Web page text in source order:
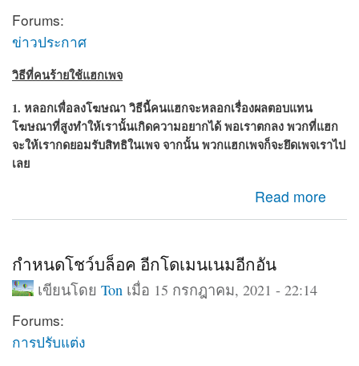
Forums:
ข่าวประกาศ
วิธีที่คนร้ายใช้แฮกเพจ
1. หลอกเพื่อลงโฆษณา วิธีนี้คนแฮกจะหลอกเรื่องผลตอบแทน
โฆษณาที่สูงทำให้เรานั้นเกิดความอยากได้ พอเราตกลง พวกที่แฮก
จะให้เรากดยอมรับสิทธิในเพจ จากนั้น พวกแฮกเพจก็จะยึดเพจเราไป
เลย
Read more
about เพจถูกแฮ็ก กู้เพจคืน วิธีกูเพจที่ถูกแฮก
กำหนดโชว์บล็อค อีกโดเมนเนมอีกอัน
เขียนโดย Ton เมื่อ 15 กรกฎาคม, 2021 - 22:14
Forums:
การปรับแต่ง